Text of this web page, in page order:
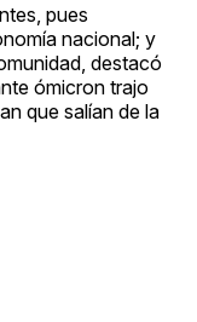
pues
nacional; y
destacó
ómicron trajo
que salían de la